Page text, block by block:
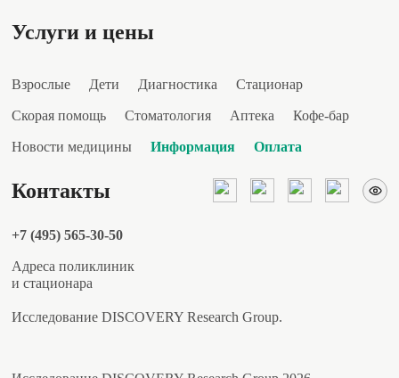
Услуги и цены
Взрослые Дети Диагностика Стационар
Скорая помощь Стоматология Аптека Кофе-бар
Новости медицины Информация Оплата
Контакты
+7 (495) 565-30-50
Адреса поликлиник
и стационара
Исследование DISCOVERY Research Group.